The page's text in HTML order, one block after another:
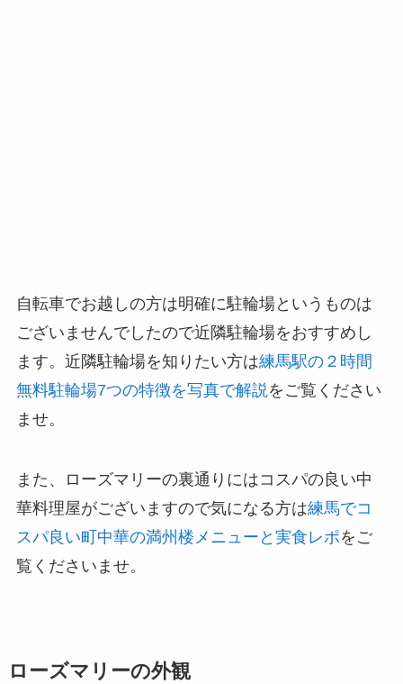
自転車でお越しの方は明確に駐輪場というものは
ございませんでしたので近隣駐輪場をおすすめし
ます。近隣駐輪場を知りたい方は練馬駅の２時間
無料駐輪場7つの特徴を写真で解説 をご覧ください
ませ。
また、ローズマリーの裏通りにはコスパの良い中
華料理屋がございますので気になる方は練馬でコ
スパ良い町中華の満州楼メニューと実食レポをご
覧くださいませ。
ローズマリーの外観